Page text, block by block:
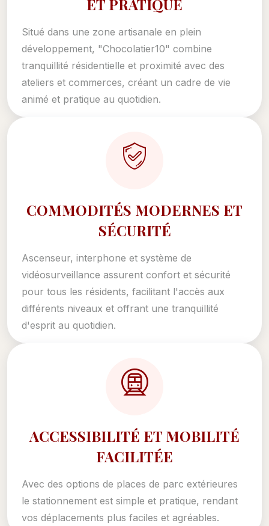
ET PRATIQUE
Situé dans une zone artisanale en plein
développement, "Chocolatier10" combine
tranquillité résidentielle et proximité avec des
ateliers et commerces, créant un cadre de vie
animé et pratique au quotidien.
COMMODITÉS MODERNES ET
SÉCURITÉ
Ascenseur, interphone et système de
vidéosurveillance assurent confort et sécurité
pour tous les résidents, facilitant l'accès aux
différents niveaux et offrant une tranquillité
d'esprit au quotidien.
ACCESSIBILITÉ ET MOBILITÉ
FACILITÉE
Avec des options de places de parc extérieures
le stationnement est simple et pratique, rendant
vos déplacements plus faciles et agréables.